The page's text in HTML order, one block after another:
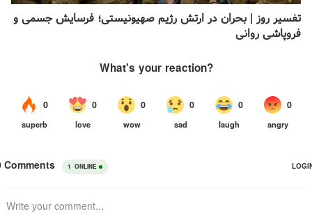
تفسیر روز | بحران در ارتش رژیم صهیونیستی؛ فرسایش جسمی و
فروپاشی روانی